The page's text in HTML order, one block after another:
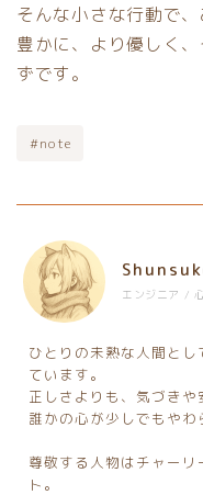
そんな小さな行動で
豊かに、より優しく
ずです。
#note
エンジニア /
ひとりの未熟な人間と
ています。
正しさよりも、気づきや
誰かの心が少しでもやわ
尊敬する人物はチャー
ト。